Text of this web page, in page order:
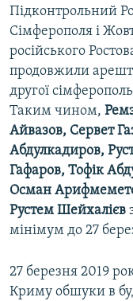
Підконтрольний
Сімферополя і
російського
продовжили
другої
Таким чином,
Айвазов, Сервет
Абдулкадиров,
Гафаров, Тофік
Осман
Рустем Шейхалієв
мінімум до 27
27 березня 2019
Криму обшуки в